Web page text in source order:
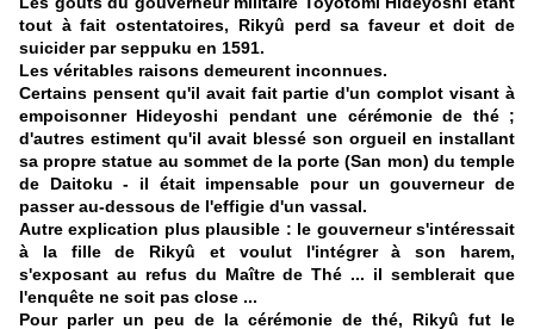
tout à fait ostentatoires, Rikyû perd sa faveur et doit de
suicider par seppuku en 1591.
Les véritables raisons demeurent inconnues.
Certains pensent qu'il avait fait partie d'un complot visant à
empoisonner Hideyoshi pendant une cérémonie de thé ;
d'autres estiment qu'il avait blessé son orgueil en installant
sa propre statue au sommet de la porte (San mon) du temple
de Daitoku - il était impensable pour un gouverneur de
passer au-dessous de l'effigie d'un vassal.
Autre explication plus plausible : le gouverneur s'intéressait
à la fille de Rikyû et voulut l'intégrer à son harem,
s'exposant au refus du Maître de Thé ... il semblerait que
l'enquête ne soit pas close ...
Pour parler un peu de la cérémonie de thé, Rikyû fut le